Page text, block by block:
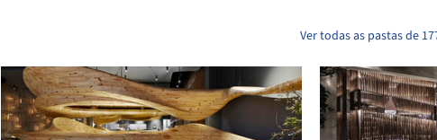
Ver todas as pastas de